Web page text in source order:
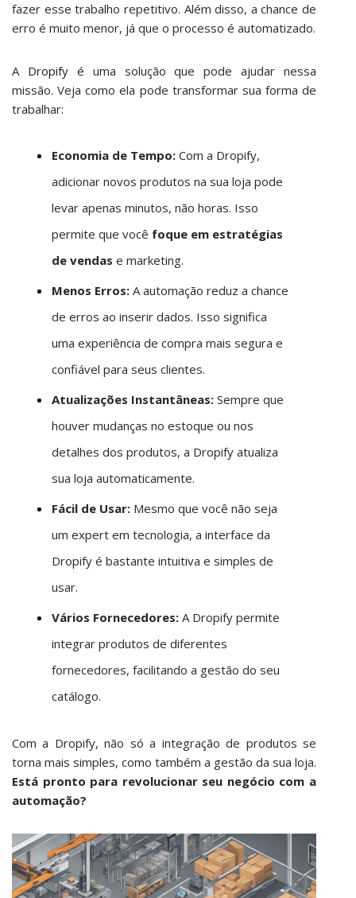
fazer esse trabalho repetitivo. Além disso, a chance de
erro é muito menor, já que o processo é automatizado.
A Dropifyé uma solução que pode ajudar nessa
missão. Veja como ela pode transformar sua forma de
trabalhar:
Economia de Tempo: Com a Dropify,
adicionar novos produtos na sua loja pode
levar apenas minutos, não horas. Isso
permite que você foque em estratégias
de vendas e marketing.
Menos Erros: A automação reduz a chance
de erros ao inserir dados. Isso significa
uma experiência de compra mais segura e
confiável para seus clientes.
Atualizações Instantâneas: Sempre que
houver mudanças no estoque ou nos
detalhes dos produtos, a Dropify atualiza
sua loja automaticamente.
Fácil de Usar: Mesmo que você não seja
um expert em tecnologia, a interface da
Dropify é bastante intuitiva e simples de
usar.
Vários Fornecedores: A Dropify permite
integrar produtos de diferentes
fornecedores, facilitando a gestão do seu
catálogo.
Com a Dropify, não só a integração de produtos se
torna mais simples, como também a gestão da sua loja.
Está pronto para revolucionar seu negócio com a
automação?